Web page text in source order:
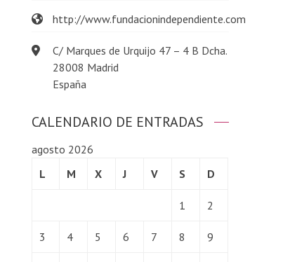
http://www.fundacionindependiente.com
C/ Marques de Urquijo 47 – 4 B Dcha.
28008 Madrid
España
CALENDARIO DE ENTRADAS
agosto 2026
L
M X J V S D
1 2
3 4 5 6 7 8 9